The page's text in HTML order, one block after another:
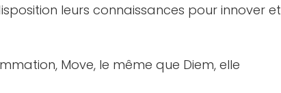
leurs connaissances pour innover et
Move, le même que Diem, elle